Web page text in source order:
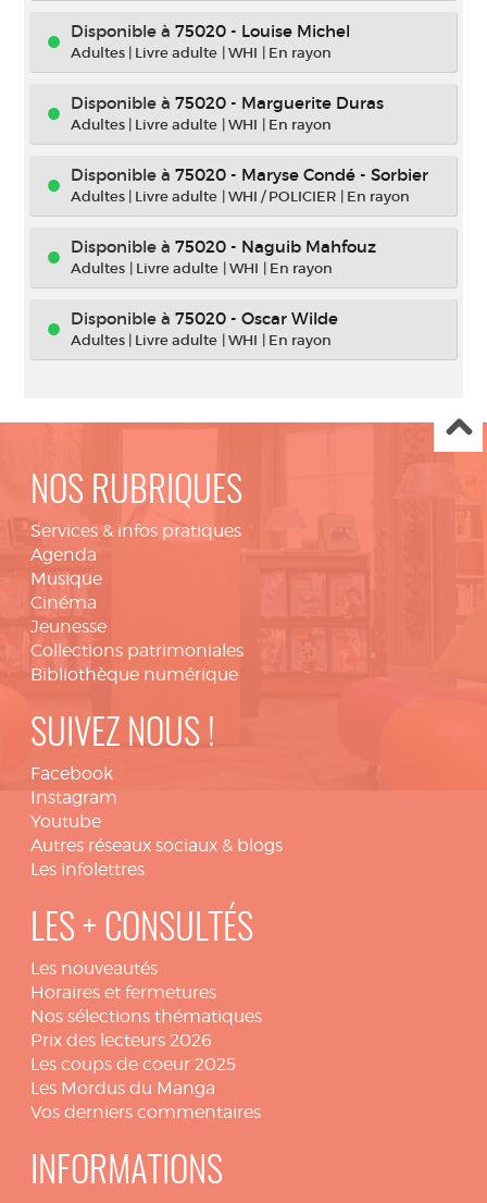
Disponible à 75020 - Louise Michel
Adultes | Livre adulte |WHI | En rayon
Disponible à 75020 - Marguerite Duras
Adultes | Livre adulte |WHI | En rayon
Disponible à 75020 - Maryse Condé - Sorbier
Adultes | Livre adulte |WHI / POLICIER | En rayon
Disponible à 75020 - Naguib Mahfouz
Adultes | Livre adulte |WHI | En rayon
Disponible à 75020 - Oscar Wilde
Adultes | Livre adulte |WHI | En rayon
NOS RUBRIQUES
Services & infos pratiques
Agenda
Musique
Cinéma
Jeunesse
Collections patrimoniales
Bibliothèque numérique
SUIVEZ NOUS !
Facebook
Instagram
Youtube
Autres réseaux sociaux & blogs
Les infolettres
LES + CONSULTÉS
Les nouveautés
Horaires et fermetures
Nos sélections thématiques
Prix des lecteurs 2026
Les coups de coeur 2025
Les Mordus du Manga
Vos derniers commentaires
INFORMATIONS